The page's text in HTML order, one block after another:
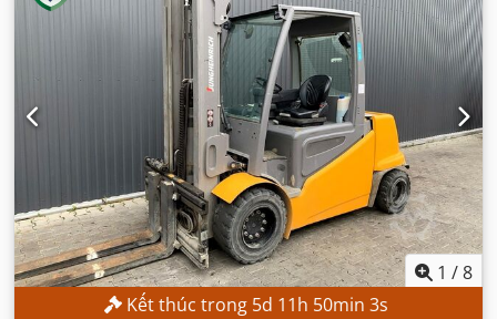
1 /8
Kết thúc trong 5d 11h 50min 1s